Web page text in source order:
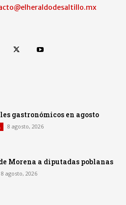
gastronómicos en agosto
8 agosto, 2026
Morena a diputadas poblanas
8 agosto, 2026